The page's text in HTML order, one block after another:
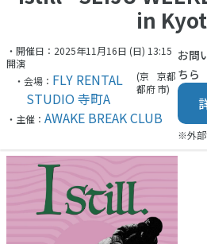
in
・開催日：2025年11月16日 (日) 13:15
開演
・会場： FLY RENTAL
STUDIO 寺町A
(京
都府
京都
市)
・主催： AWAKE BREAK CLUB
お問
ちら
※外部